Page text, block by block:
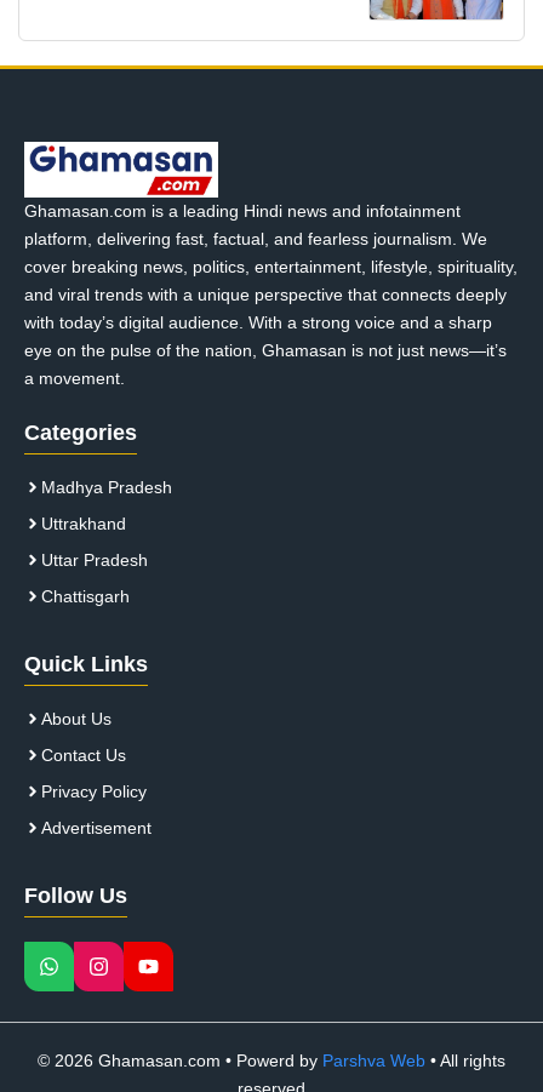
Ghamasan.com is a leading Hindi news and infotainment
platform, delivering fast, factual, and fearless journalism. We
cover breaking news, politics, entertainment, lifestyle, spirituality,
and viral trends with a unique perspective that connects deeply
with today’s digital audience. With a strong voice and a sharp
eye on the pulse of the nation, Ghamasan is not just news—it’s
a movement.
Categories
Madhya Pradesh
Uttrakhand
Uttar Pradesh
Chattisgarh
Quick Links
About Us
Contact Us
Privacy Policy
Advertisement
Follow Us
© 2026 Ghamasan.com • Powerd by Parshva Web • All rights